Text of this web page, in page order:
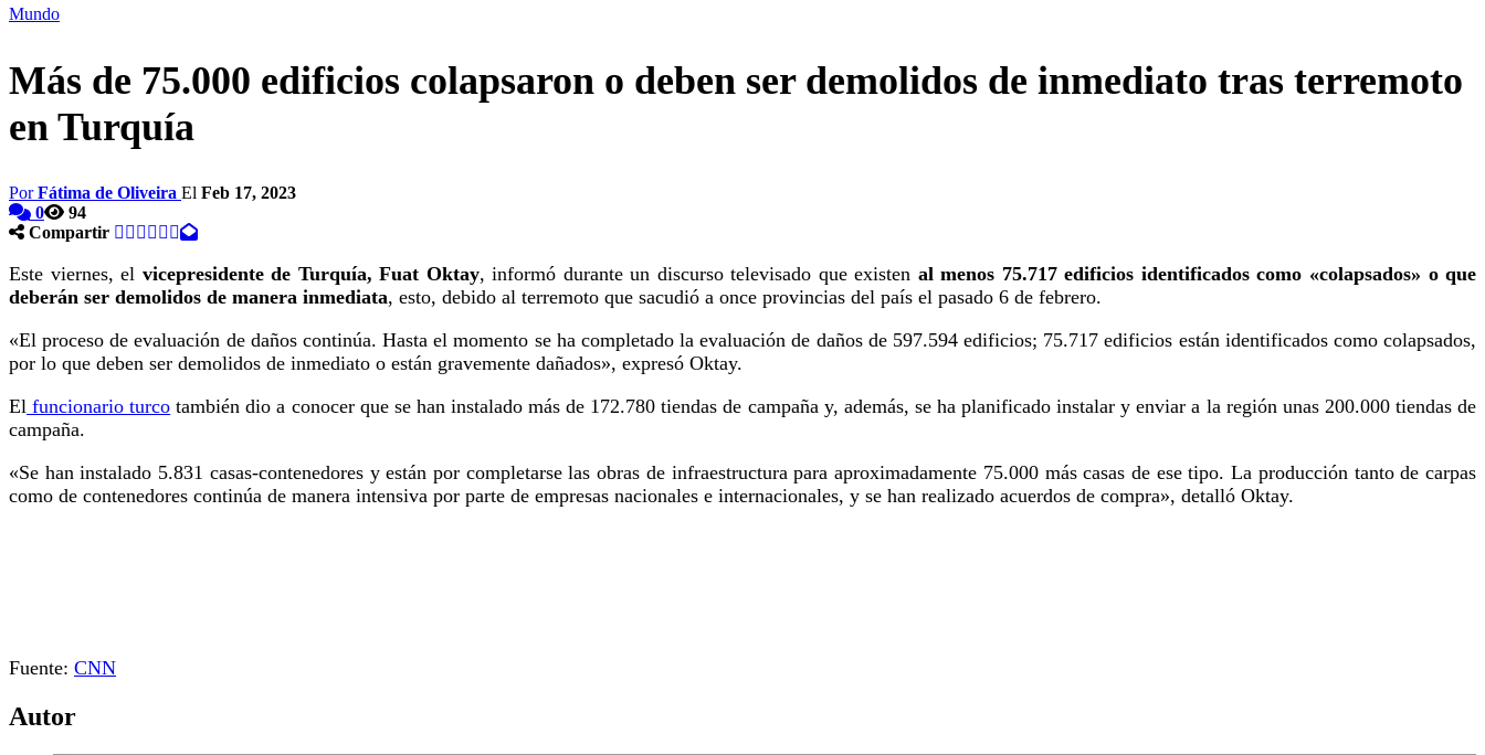
Mundo
Más de 75.000 edificios colapsaron o deben ser demolidos de inmediato tras terremoto
en Turquía
PorFátima de Oliveira El Feb 17, 2023
0
94
Compartir
Este viernes, el vicepresidente de Turquía, Fuat Oktay, informó durante un discurso televisado que existen al menos 75.717 edificios identificados como «colapsados» o que
deberán ser demolidos de manera inmediata, esto, debido al terremoto que sacudió a once provincias del país el pasado 6 de febrero.
«El proceso de evaluación de daños continúa. Hasta el momento se ha completado la evaluación de daños de 597.594 edificios; 75.717 edificios están identificados como colapsados,
por lo que deben ser demolidos de inmediato o están gravemente dañados», expresó Oktay.
El funcionario turco también dio a conocer que se han instalado más de 172.780 tiendas de campaña y, además, se ha planificado instalar y enviar a la región unas 200.000 tiendas de
campaña.
«Se han instalado 5.831 casas-contenedores y están por completarse las obras de infraestructura para aproximadamente 75.000 más casas de ese tipo. La producción tanto de carpas
como de contenedores continúa de manera intensiva por parte de empresas nacionales e internacionales, y se han realizado acuerdos de compra», detalló Oktay.
Fuente: CNN
Autor